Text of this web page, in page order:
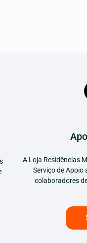
A Loja Residências
Serviço de Apoio
colaboradores